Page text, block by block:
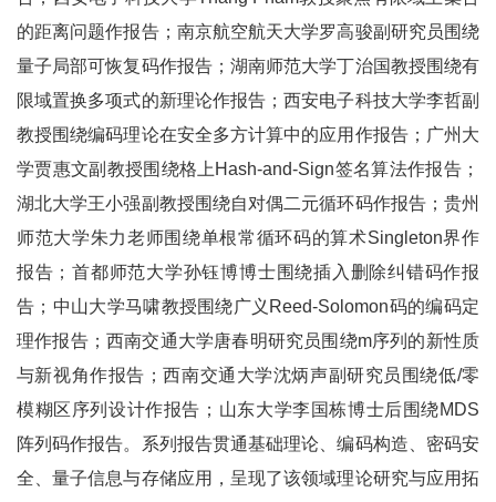
的距离问题作报告；南京航空航天大学罗高骏副研究员围绕
量子局部可恢复码作报告；湖南师范大学丁治国教授围绕有
限域置换多项式的新理论作报告；西安电子科技大学李哲副
教授围绕编码理论在安全多方计算中的应用作报告；广州大
学贾惠文副教授围绕格上Hash-and-Sign签名算法作报告；
湖北大学王小强副教授围绕自对偶二元循环码作报告；贵州
师范大学朱力老师围绕单根常循环码的算术Singleton界作
报告；首都师范大学孙钰博博士围绕插入删除纠错码作报
告；中山大学马啸教授围绕广义Reed-Solomon码的编码定
理作报告；西南交通大学唐春明研究员围绕m序列的新性质
与新视角作报告；西南交通大学沈炳声副研究员围绕低/零
模糊区序列设计作报告；山东大学李国栋博士后围绕MDS
阵列码作报告。系列报告贯通基础理论、编码构造、密码安
全、量子信息与存储应用，呈现了该领域理论研究与应用拓